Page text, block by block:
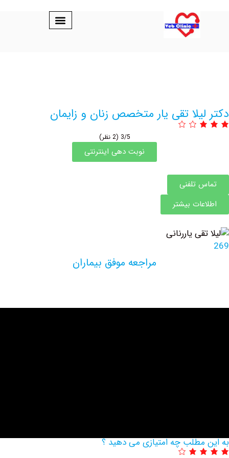
تقی یار متخصص زنان و زایمان
نوبت دهی اینترنتی
تلفنی
بیشتر
مراجعه موفق بیماران
چه امتیازی می دهید ؟